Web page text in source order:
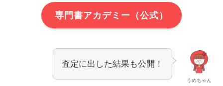
専門書アカデミー（公式）
うめちゃん
査定に出した結果も公開！